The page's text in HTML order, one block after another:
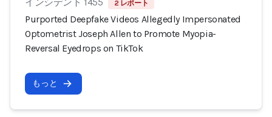
2 レポート
Purported Deepfake Videos Allegedly Impersonated
Optometrist Joseph Allen to Promote Myopia-
Reversal Eyedrops on TikTok
もっと